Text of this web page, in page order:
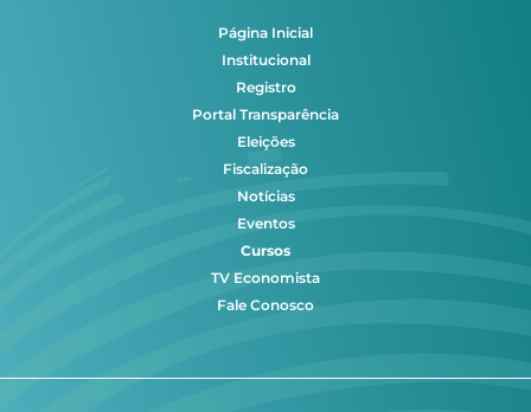
Página Inicial
Institucional
Registro
Portal Transparência
Eleições
Fiscalização
Notícias
Eventos
Cursos
TV Economista
Fale Conosco